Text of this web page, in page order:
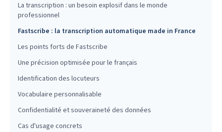
La transcription : un besoin explosif dans le monde
professionnel
Fastscribe : la transcription automatique made in France
Les points forts de Fastscribe
Une précision optimisée pour le français
Identification des locuteurs
Vocabulaire personnalisable
Confidentialité et souveraineté des données
Cas d'usage concrets